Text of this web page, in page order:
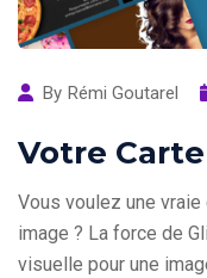
By Rémi Goutarel
Votre
Vous voulez une
image ? La force de
visuelle pour une